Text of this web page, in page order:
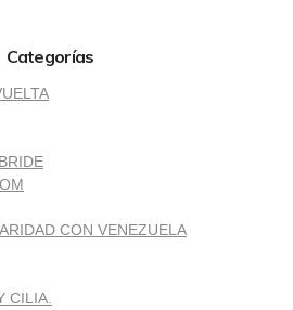
Categorías
CON VENEZUELA
CILIA.